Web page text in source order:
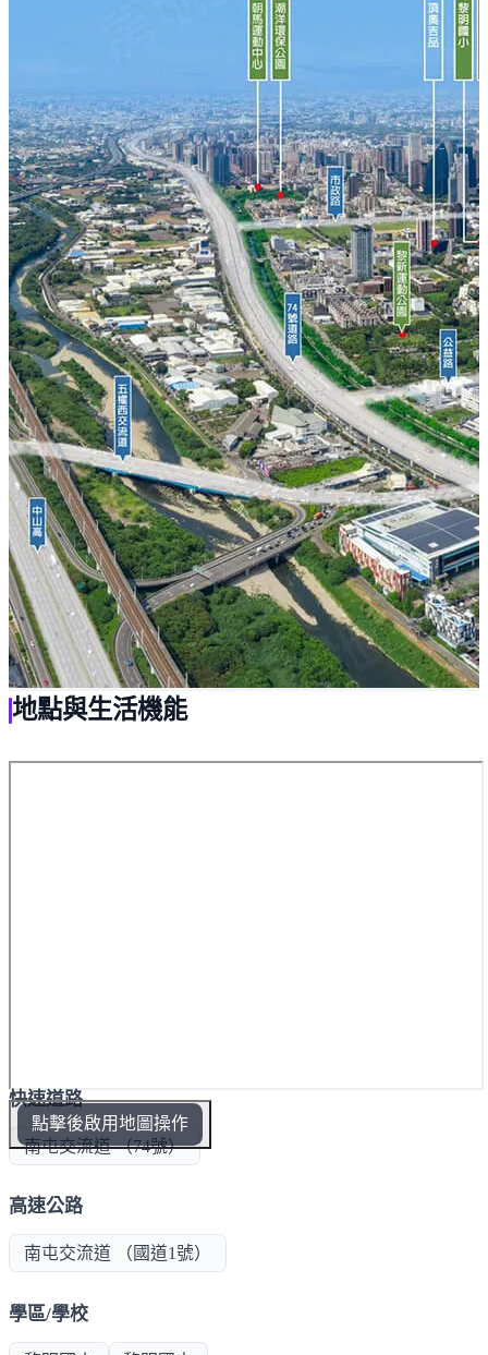
地點與生活機能
點擊後啟用地圖操作
快速道路
南屯交流道 （74號）
高速公路
南屯交流道 （國道1號）
學區/學校